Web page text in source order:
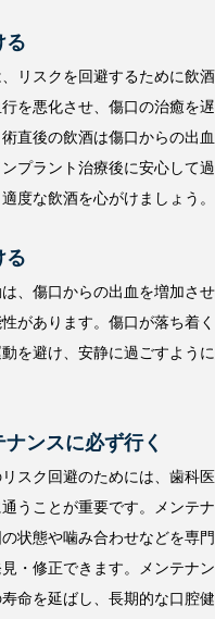
る
リスクを回避するために飲
を悪化させ、傷口の治癒を
直後の飲酒は傷口からの出
プラント治療後に安心して
度な飲酒を心がけましょう。
る
、傷口からの出血を増加さ
があります。傷口が落ち着
を避け、安静に過ごすよう
ンスに必ず行く
スク回避のためには、歯科
うことが重要です。メンテ
状態や噛み合わせなどを専
・修正できます。メンテナ
命を延ばし、長期的な口腔